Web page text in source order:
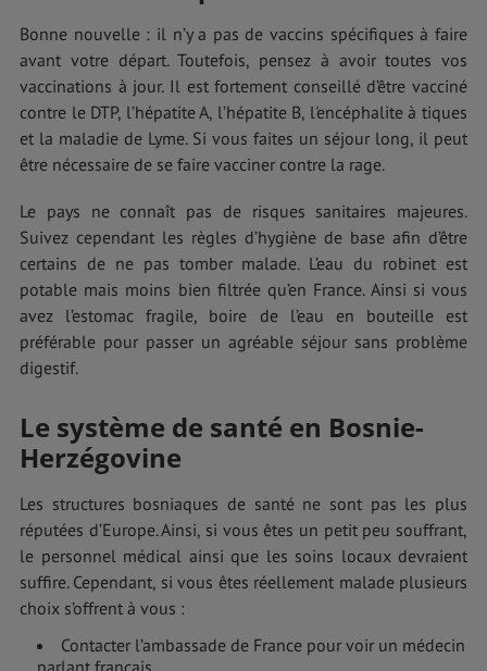
Bonne nouvelle : il n’y a pas de vaccins spécifiques à faire
avant votre départ. Toutefois, pensez à avoir toutes vos
vaccinations à jour. Il est fortement conseillé d’être vacciné
contre le DTP, l’hépatite A, l’hépatite B, l'encéphalite à tiques
et la maladie de Lyme. Si vous faites un séjour long, il peut
être nécessaire de se faire vacciner contre la rage.
Le pays ne connaît pas de risques sanitaires majeures.
Suivez cependant les règles d’hygiène de base afin d’être
certains de ne pas tomber malade. L’eau du robinet est
potable mais moins bien filtrée qu’en France. Ainsi si vous
avez l’estomac fragile, boire de l’eau en bouteille est
préférable pour passer un agréable séjour sans problème
digestif.
Le système de santé en Bosnie-
Herzégovine
Les structures bosniaques de santé ne sont pas les plus
réputées d’Europe. Ainsi, si vous êtes un petit peu souffrant,
le personnel médical ainsi que les soins locaux devraient
suffire. Cependant, si vous êtes réellement malade plusieurs
choix s’offrent à vous :
Contacter l’ambassade de France pour voir un médecin
parlant français